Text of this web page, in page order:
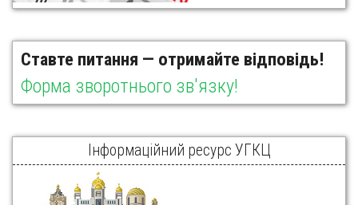
Ставте питання — отримайте відповідь!
Форма зворотнього зв'язку!
Інформаційний ресурс УГКЦ